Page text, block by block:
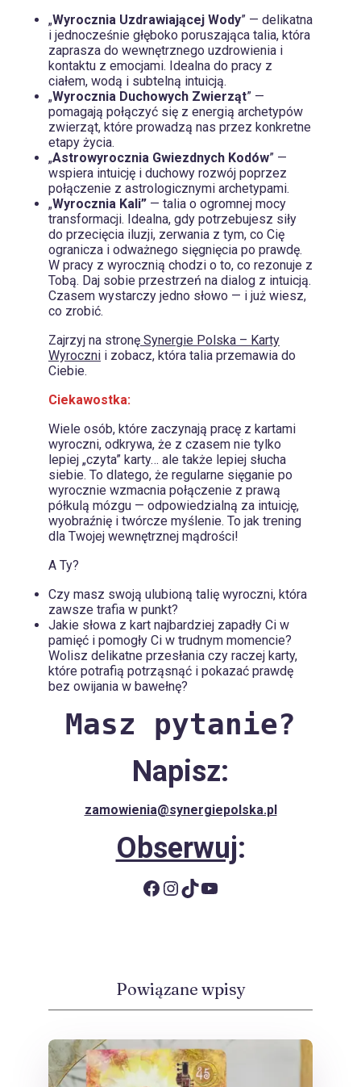
„Wyrocznia Uzdrawiającej Wody” — delikatna
i jednocześnie głęboko poruszająca talia, która
zaprasza do wewnętrznego uzdrowienia i
kontaktu z emocjami. Idealna do pracy z
ciałem, wodą i subtelną intuicją.
„Wyrocznia Duchowych Zwierząt” —
pomagają połączyć się z energią archetypów
zwierząt, które prowadzą nas przez konkretne
etapy życia.
„Astrowyrocznia Gwiezdnych Kodów” —
wspiera intuicję i duchowy rozwój poprzez
połączenie z astrologicznymi archetypami.
„Wyrocznia Kali” — talia o ogromnej mocy
transformacji. Idealna, gdy potrzebujesz siły
do przecięcia iluzji, zerwania z tym, co Cię
ogranicza i odważnego sięgnięcia po prawdę.
W pracy z wyrocznią chodzi o to, co rezonuje z
Tobą. Daj sobie przestrzeń na dialog z intuicją.
Czasem wystarczy jedno słowo — i już wiesz,
co zrobić.
Zajrzyj na stronę Synergie Polska – Karty
Wyroczni i zobacz, która talia przemawia do
Ciebie.
Ciekawostka:
Wiele osób, które zaczynają pracę z kartami
wyroczni, odkrywa, że z czasem nie tylko
lepiej „czyta” karty… ale także lepiej słucha
siebie. To dlatego, że regularne sięganie po
wyrocznie wzmacnia połączenie z prawą
półkulą mózgu — odpowiedzialną za intuicję,
wyobraźnię i twórcze myślenie. To jak trening
dla Twojej wewnętrznej mądrości!
A Ty?
Czy masz swoją ulubioną talię wyroczni, która
zawsze trafia w punkt?
Jakie słowa z kart najbardziej zapadły Ci w
pamięć i pomogły Ci w trudnym momencie?
Wolisz delikatne przesłania czy raczej karty,
które potrafią potrząsnąć i pokazać prawdę
bez owijania w bawełnę?
Masz pytanie?
Napisz:
zamowienia@synergiepolska.pl
Obserwuj:
Facebook
Instagram
TikTok
YouTube
Powiązane wpisy